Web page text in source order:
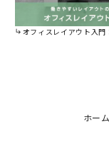
オフィスレイアウト入門：レイアウト
ホーム